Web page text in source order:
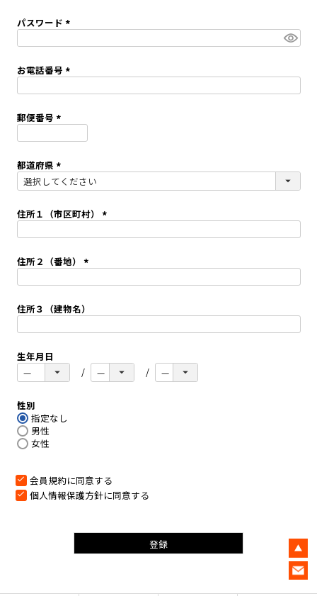
)
パスワード
須
)
お電話番号
)
郵便番号
須
)
都道府県
(
必
須
)
住所１（市区町村）
)
住所２（番地）
須
)
住所３（建物名）
生年月日
性別
指定なし
男性
女性
会員規約に同意する
個人情報保護方針に同意する
登録